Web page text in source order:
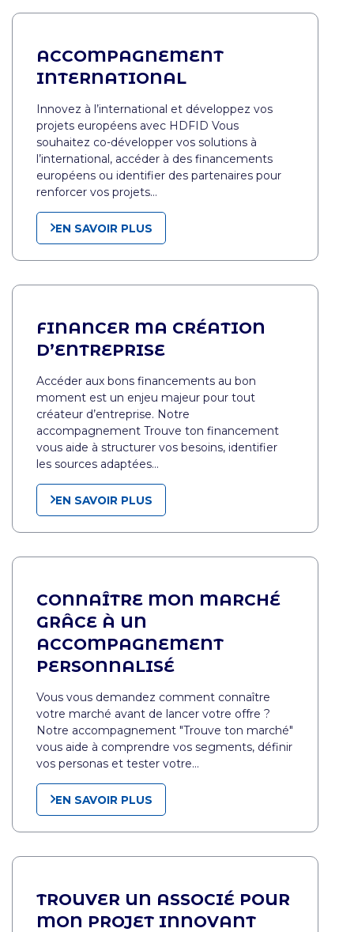
ACCOMPAGNEMENT
INTERNATIONAL
Innovez à l’international et développez vos
projets européens avec HDFID Vous
souhaitez co-développer vos solutions à
l’international, accéder à des financements
européens ou identifier des partenaires pour
renforcer vos projets…
EN SAVOIR PLUS
FINANCER MA CRÉATION
D’ENTREPRISE
Accéder aux bons financements au bon
moment est un enjeu majeur pour tout
créateur d’entreprise. Notre
accompagnement Trouve ton financement
vous aide à structurer vos besoins, identifier
les sources adaptées…
EN SAVOIR PLUS
CONNAÎTRE MON MARCHÉ
GRÂCE À UN
ACCOMPAGNEMENT
PERSONNALISÉ
Vous vous demandez comment connaître
votre marché avant de lancer votre offre ?
Notre accompagnement "Trouve ton marché"
vous aide à comprendre vos segments, définir
vos personas et tester votre…
EN SAVOIR PLUS
TROUVER UN ASSOCIÉ POUR
MON PROJET INNOVANT